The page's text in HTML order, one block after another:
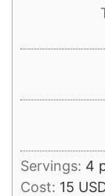
Servings: 4
Cost: 15